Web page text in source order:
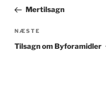
indlægMertilsagn
Næste
indlæg
NÆSTE
Tilsagn om Byforamidler